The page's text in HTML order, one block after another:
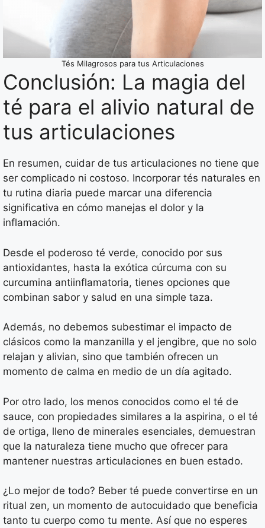
Tés Milagrosos para tus Articulaciones
Conclusión: La magia del
té para el alivio natural de
tus articulaciones
En resumen, cuidar de tus articulaciones no tiene que
ser complicado ni costoso. Incorporar tés naturales en
tu rutina diaria puede marcar una diferencia
significativa en cómo manejas el dolor y la
inflamación.
Desde el poderoso té verde, conocido por sus
antioxidantes, hasta la exótica cúrcuma con su
curcumina antiinflamatoria, tienes opciones que
combinan sabor y salud en una simple taza.
Además, no debemos subestimar el impacto de
clásicos como la manzanilla y el jengibre, que no solo
relajan y alivian, sino que también ofrecen un
momento de calma en medio de un día agitado.
Por otro lado, los menos conocidos como el té de
sauce, con propiedades similares a la aspirina, o el té
de ortiga, lleno de minerales esenciales, demuestran
que la naturaleza tiene mucho que ofrecer para
mantener nuestras articulaciones en buen estado.
¿Lo mejor de todo? Beber té puede convertirse en un
ritual zen, un momento de autocuidado que beneficia
tanto tu cuerpo como tu mente. Así que no esperes